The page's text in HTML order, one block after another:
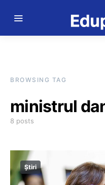
BROWSING TAG
ministrul
8 posts
Știri